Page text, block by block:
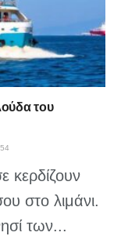
του
κερδίζουν
στο λιμάνι.
των...